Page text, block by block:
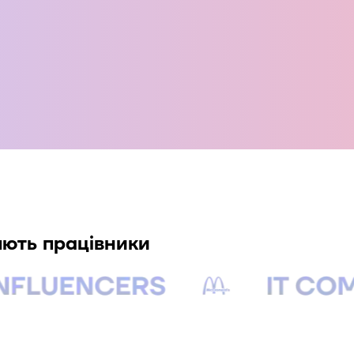
працівники